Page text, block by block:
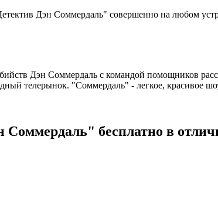
Дэн Соммердаль" совершенно на любом
Дэн Соммердаль с командой помощников
телерынок. "Соммердаль" - легкое, красивое
бесплатно в